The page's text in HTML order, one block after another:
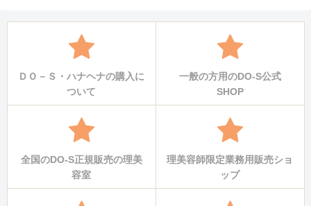
ＤＯ－Ｓ・ハナヘナの購入に
ついて
一般の方用のDO-S公式
SHOP
全国のDO-S正規販売の理美
容室
理美容師限定業務用販売ショ
ップ